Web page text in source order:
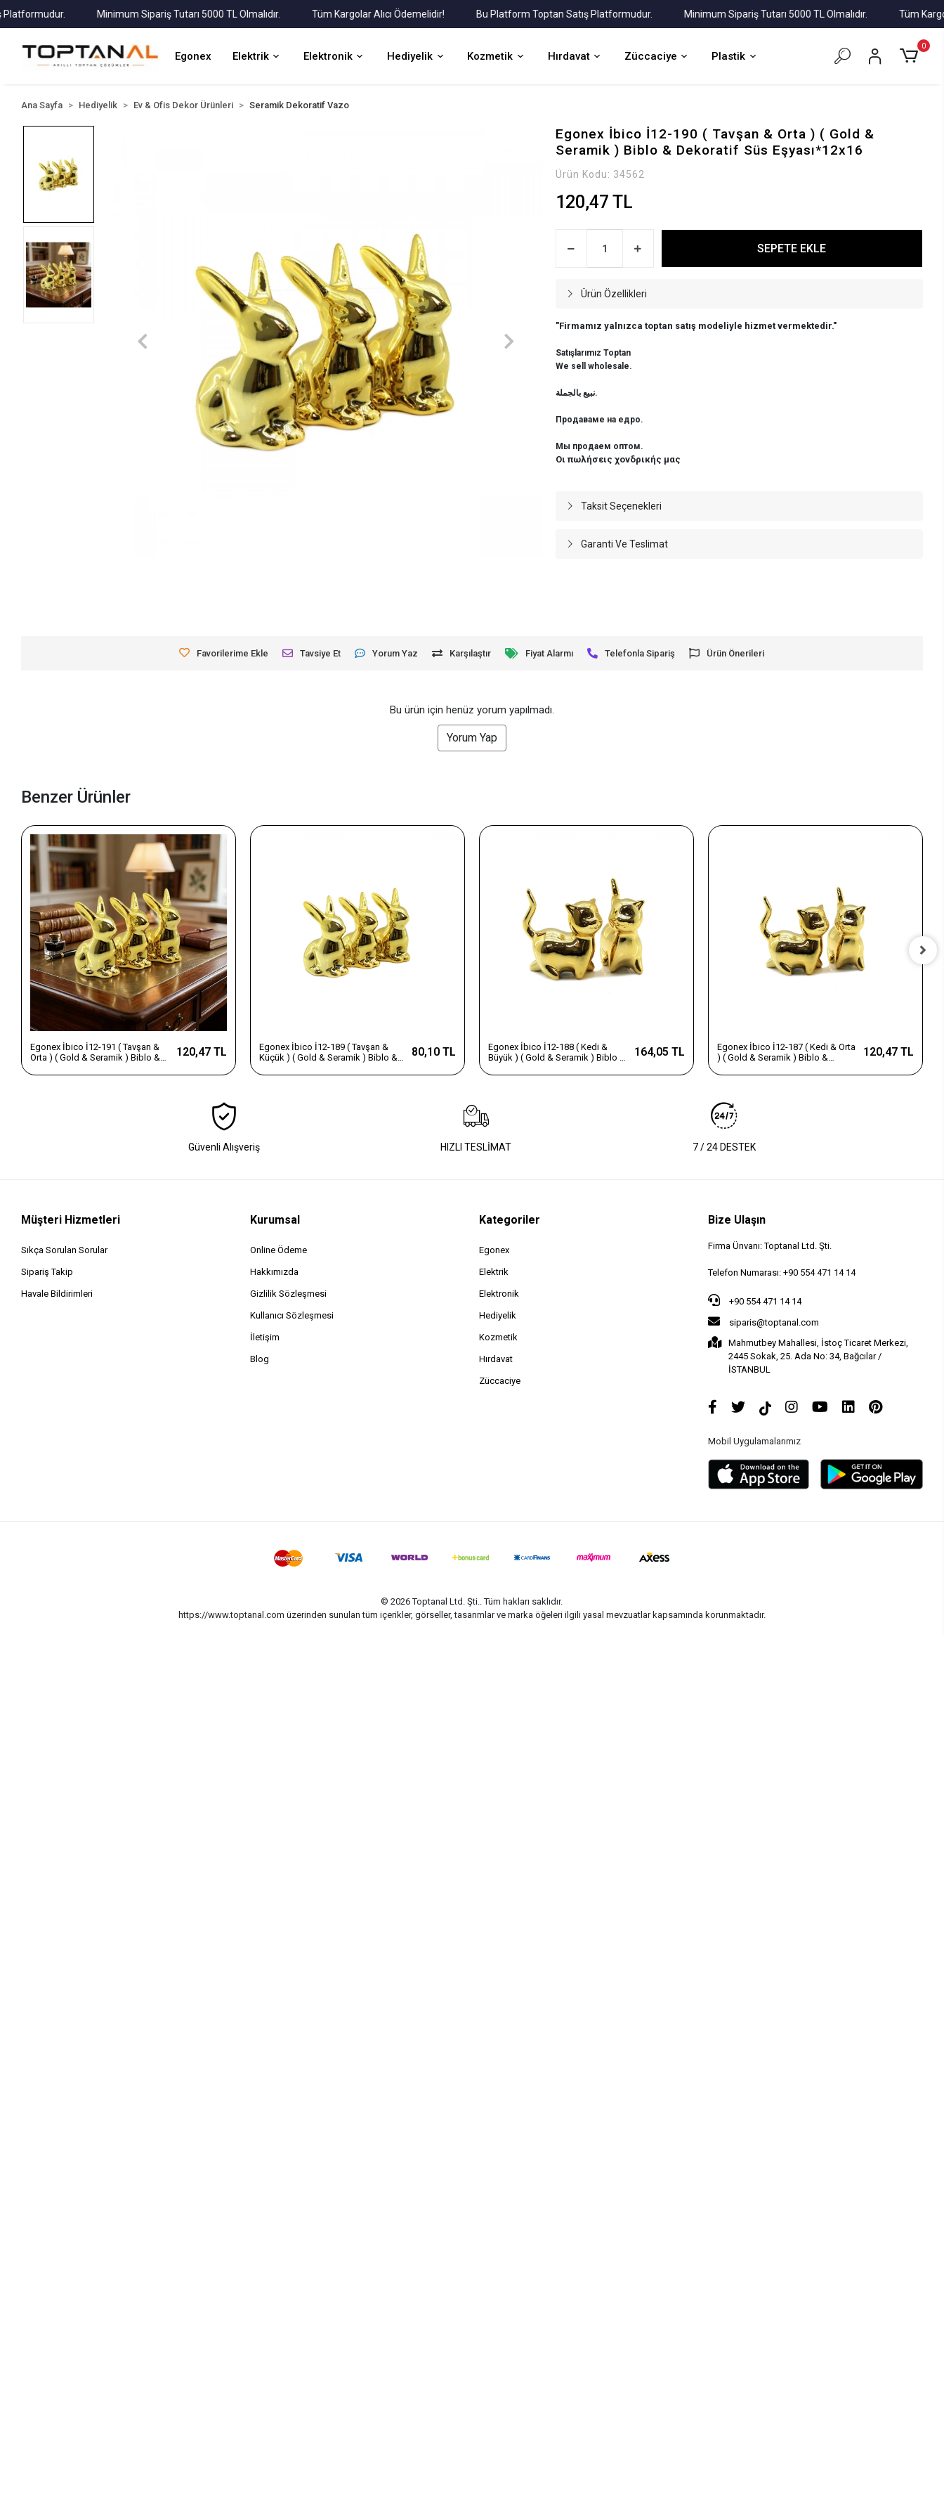
Minimum Sipariş Tutarı 5000 TL Olmalıdır. Tüm Kargolar Alıcı Ödemelidir! Bu Platform Toptan Satış Platformudur. Minimum Sipariş Tutarı 5000 TL Olmalıdır. Tüm Kargolar
Egonex Elektrik Elektronik Hediyelik Kozmetik Hırdavat Züccaciye Plastik
0
Ana Sayfa Hediyelik Ev & Ofis Dekor Ürünleri Seramik Dekoratif Vazo
Egonex İbico İ12-190 ( Tavşan & Orta ) ( Gold &
Seramik ) Biblo & Dekoratif Süs Eşyası*12x16
Ürün Kodu: 34562
120,47 TL
SEPETE EKLE
Ürün Özellikleri
"Firmamız yalnızca toptan satış modeliyle hizmet vermektedir."
Satışlarımız Toptan
We sell wholesale.
نبيع بالجملة.
Продаваме на едро.
Мы продаем оптом.
Οι πωλήσεις χονδρικής μας
Taksit Seçenekleri
Garanti Ve Teslimat
Favorilerime Ekle Tavsiye Et Yorum Yaz Karşılaştır Fiyat Alarmı Telefonla Sipariş Ürün Önerileri
Bu ürün için henüz yorum yapılmadı.
Yorum Yap
Benzer Ürünler
Egonex İbico İ12-191 ( Tavşan &
Orta ) ( Gold & Seramik ) Biblo &
120,47 TL
Egonex İbico İ12-189 ( Tavşan &
Küçük ) ( Gold & Seramik ) Biblo &
80,10 TL
Egonex İbico İ12-188 ( Kedi &
Büyük ) ( Gold & Seramik ) Biblo &
164,05 TL
Egonex İbico İ12-187 ( Kedi & Orta
) ( Gold & Seramik ) Biblo &
120,47 TL
Güvenli Alışveriş HIZLI TESLİMAT 7 / 24 DESTEK
Müşteri Hizmetleri
Sıkça Sorulan Sorular
Sipariş Takip
Havale Bildirimleri
Kurumsal
Online Ödeme
Hakkımızda
Gizlilik Sözleşmesi
Kullanıcı Sözleşmesi
İletişim
Blog
Kategoriler
Egonex
Elektrik
Elektronik
Hediyelik
Kozmetik
Hırdavat
Züccaciye
Bize Ulaşın
Firma Ünvanı: Toptanal Ltd. Şti.
Telefon Numarası: +90 554 471 14 14
+90 554 471 14 14
siparis@toptanal.com
Mahmutbey Mahallesi, İstoç Ticaret Merkezi,
2445 Sokak, 25. Ada No: 34, Bağcılar /
İSTANBUL
Mobil Uygulamalarımız
© 2026 Toptanal Ltd. Şti.. Tüm hakları saklıdır.
https://www.toptanal.com üzerinden sunulan tüm içerikler, görseller, tasarımlar ve marka öğeleri ilgili yasal mevzuatlar kapsamında korunmaktadır.